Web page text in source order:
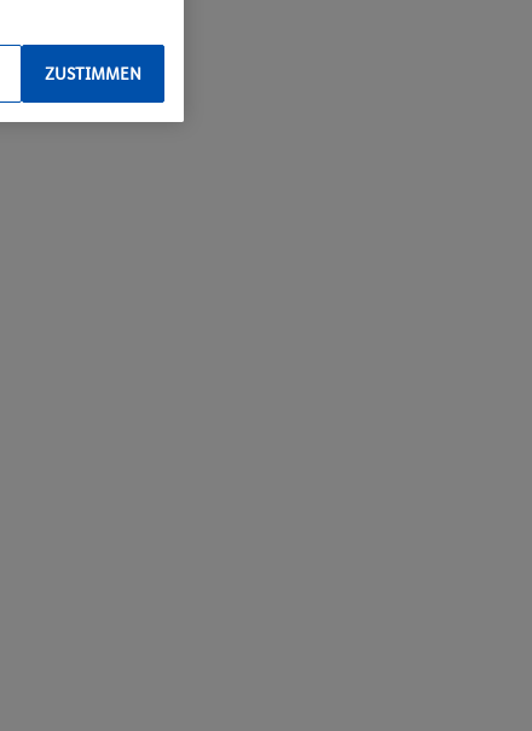
ZUSTIMMEN